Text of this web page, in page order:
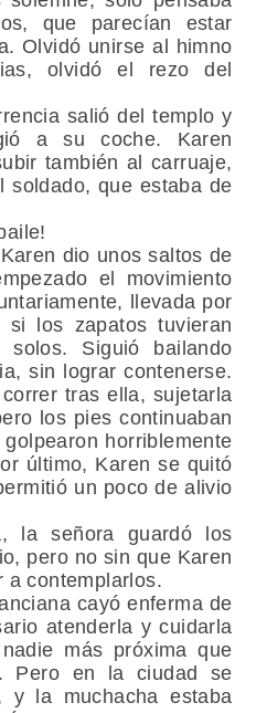
que parecían estar
Olvidó unirse al himno
olvidó el rezo del
salió del templo y
a su coche. Karen
también al carruaje,
soldado, que estaba de
dio unos saltos de
el movimiento
llevada por
los zapatos tuvieran
Siguió bailando
sin lograr contenerse.
tras ella, sujetarla
los pies continuaban
horriblemente
último, Karen se quitó
un poco de alivio
la señora guardó los
pero no sin que Karen
a contemplarlos.
cayó enferma de
atenderla y cuidarla
más próxima que
Pero en la ciudad se
y la muchacha estaba